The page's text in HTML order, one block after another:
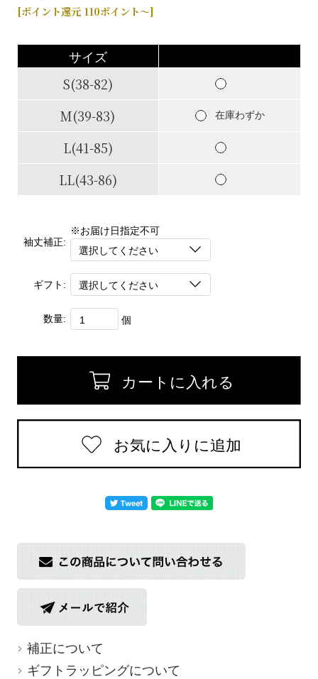
[ポイント還元 110ポイント～]
サイズ
S(38-82)
M(39-83)
在庫わずか
L(41-85)
LL(43-86)
袖丈補正:
※お届け日指定不可
ギフト:
数量: 個
補正について
ギフトラッピングについて